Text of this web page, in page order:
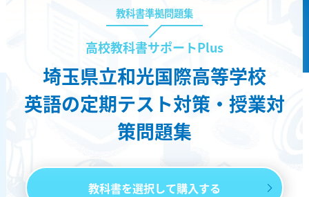
教科書準拠問題集
高校教科書サポートPlus
埼玉県立和光国際高等学校
英語の定期テスト対策・授業対
策問題集
教科書を選択して購入する